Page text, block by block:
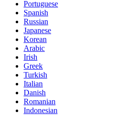
Portuguese
Spanish
Russian
Japanese
Korean
Arabic
Irish
Greek
Turkish
Italian
Danish
Romanian
Indonesian